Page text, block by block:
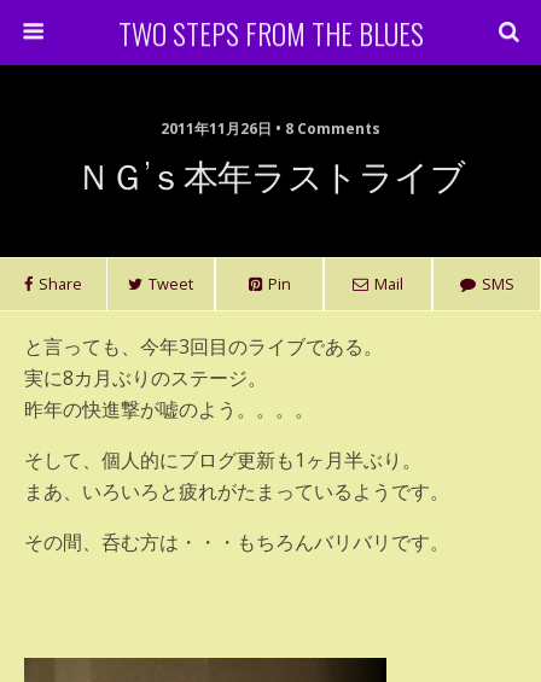
TWO STEPS FROM THE BLUES
2011年11月26日 • 8 Comments
ＮＧ’ｓ本年ラストライブ
Share Tweet Pin Mail SMS
と言っても、今年3回目のライブである。
実に8カ月ぶりのステージ。
昨年の快進撃が嘘のよう。。。。
そして、個人的にブログ更新も1ヶ月半ぶり。
まあ、いろいろと疲れがたまっているようです。
その間、呑む方は・・・もちろんバリバリです。